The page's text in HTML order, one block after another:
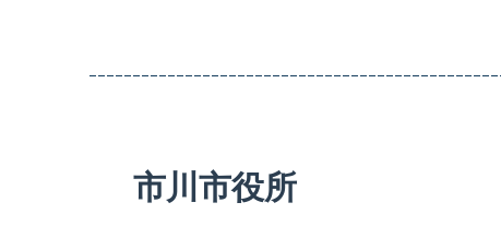
市川市役所